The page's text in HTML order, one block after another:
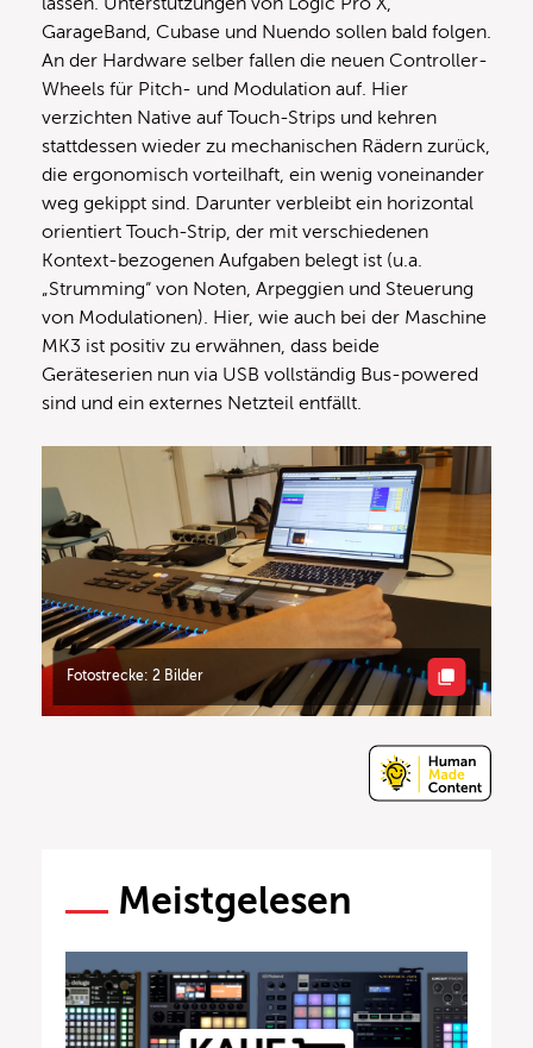
GarageBand, Cubase und Nuendo sollen bald folgen.
An der Hardware selber fallen die neuen Controller-
Wheels für Pitch- und Modulation auf. Hier
verzichten Native auf Touch-Strips und kehren
stattdessen wieder zu mechanischen Rädern zurück,
die ergonomisch vorteilhaft, ein wenig voneinander
weg gekippt sind. Darunter verbleibt ein horizontal
orientiert Touch-Strip, der mit verschiedenen
Kontext-bezogenen Aufgaben belegt ist (u.a.
„Strumming“ von Noten, Arpeggien und Steuerung
von Modulationen). Hier, wie auch bei der Maschine
MK3 ist positiv zu erwähnen, dass beide
Geräteserien nun via USB vollständig Bus-powered
sind und ein externes Netzteil entfällt.
Fotostrecke: 2 Bilder
Meistgelesen